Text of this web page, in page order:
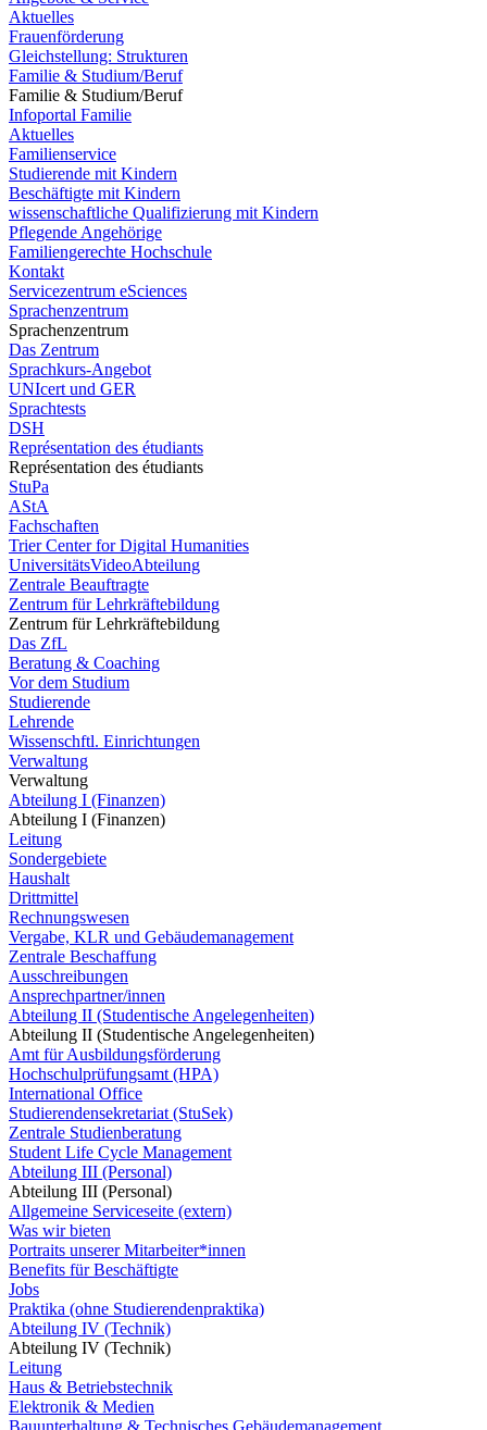
Aktuelles
Frauenförderung
Gleichstellung: Strukturen
Familie & Studium/Beruf
Familie & Studium/Beruf
Infoportal Familie
Aktuelles
Familienservice
Studierende mit Kindern
Beschäftigte mit Kindern
wissenschaftliche Qualifizierung mit Kindern
Pflegende Angehörige
Familiengerechte Hochschule
Kontakt
Servicezentrum eSciences
Sprachenzentrum
Sprachenzentrum
Das Zentrum
Sprachkurs-Angebot
UNIcert und GER
Sprachtests
DSH
Représentation des étudiants
Représentation des étudiants
StuPa
AStA
Fachschaften
Trier Center for Digital Humanities
UniversitätsVideoAbteilung
Zentrale Beauftragte
Zentrum für Lehrkräftebildung
Zentrum für Lehrkräftebildung
Das ZfL
Beratung & Coaching
Vor dem Studium
Studierende
Lehrende
Wissenschftl. Einrichtungen
Verwaltung
Verwaltung
Abteilung I (Finanzen)
Abteilung I (Finanzen)
Leitung
Sondergebiete
Haushalt
Drittmittel
Rechnungswesen
Vergabe, KLR und Gebäudemanagement
Zentrale Beschaffung
Ausschreibungen
Ansprechpartner/innen
Abteilung II (Studentische Angelegenheiten)
Abteilung II (Studentische Angelegenheiten)
Amt für Ausbildungsförderung
Hochschulprüfungsamt (HPA)
International Office
Studierendensekretariat (StuSek)
Zentrale Studienberatung
Student Life Cycle Management
Abteilung III (Personal)
Abteilung III (Personal)
Allgemeine Serviceseite (extern)
Was wir bieten
Portraits unserer Mitarbeiter*innen
Benefits für Beschäftigte
Jobs
Praktika (ohne Studierendenpraktika)
Abteilung IV (Technik)
Abteilung IV (Technik)
Leitung
Haus & Betriebstechnik
Elektronik & Medien
Bauunterhaltung & Technisches Gebäudemanagement